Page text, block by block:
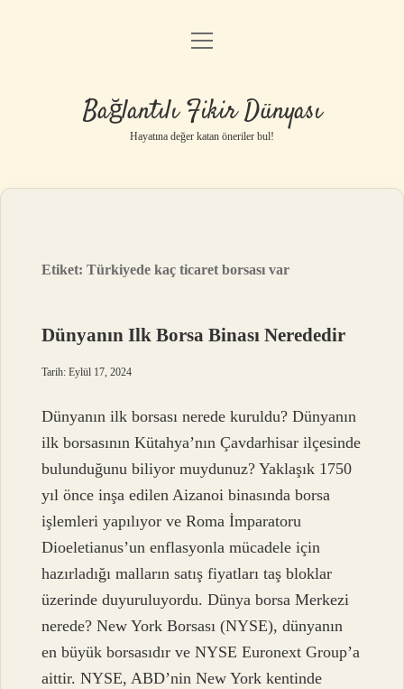
Anasayfa
Yasal Uyarı
menüyü
Bağlantılı Fikir Dünyası
Hayatına değer katan öneriler bul!
Etiket:Türkiyede kaç ticaret borsası var
Dünyanın Ilk Borsa Binası Nerededir
Tarih: Eylül 17, 2024
Dünyanın ilk borsası nerede kuruldu? Dünyanın
ilk borsasının Kütahya’nın Çavdarhisar ilçesinde
bulunduğunu biliyor muydunuz? Yaklaşık 1750
yıl önce inşa edilen Aizanoi binasında borsa
işlemleri yapılıyor ve Roma İmparatoru
Dioeletianus’un enflasyonla mücadele için
hazırladığı malların satış fiyatları taş bloklar
üzerinde duyuruluyordu. Dünya borsa Merkezi
nerede? New York Borsası (NYSE), dünyanın
en büyük borsasıdır ve NYSE Euronext Group’a
aittir. NYSE, ABD’nin New York kentinde